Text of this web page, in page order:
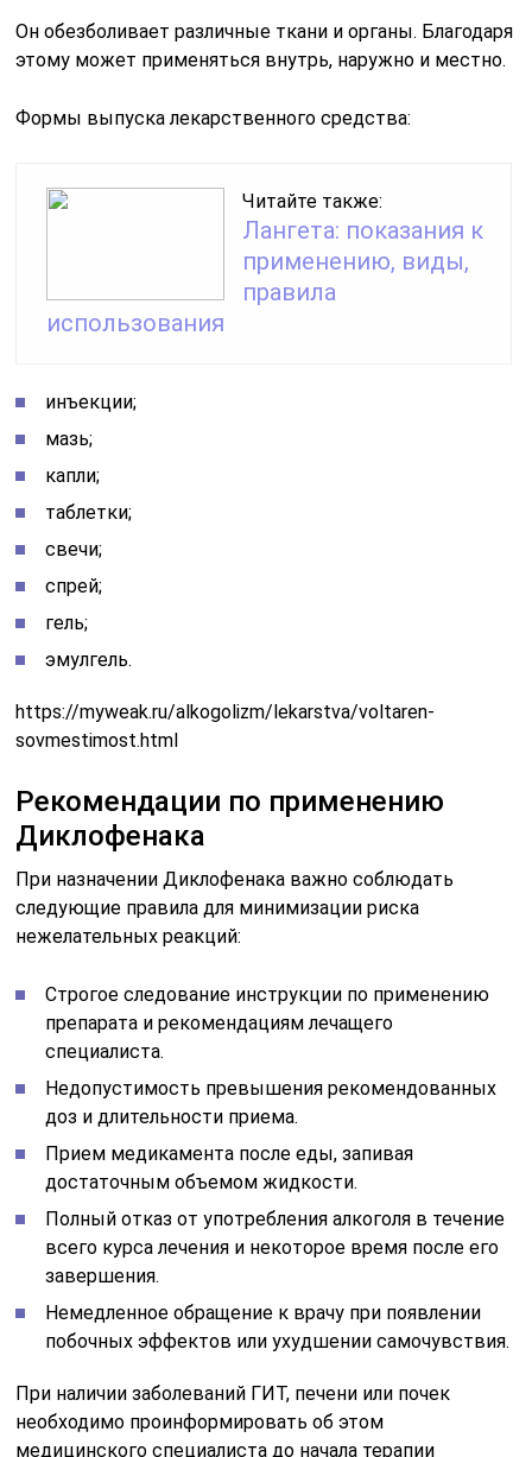
Он обезболивает различные ткани и органы. Благодаря
этому может применяться внутрь, наружно и местно.
Формы выпуска лекарственного средства:
Читайте также:
Лангета: показания к
применению, виды,
правила
использования
инъекции;
мазь;
капли;
таблетки;
свечи;
спрей;
гель;
эмулгель.
https://myweak.ru/alkogolizm/lekarstva/voltaren-
sovmestimost.html
Рекомендации по применению
Диклофенака
При назначении Диклофенака важно соблюдать
следующие правила для минимизации риска
нежелательных реакций:
Строгое следование инструкции по применению
препарата и рекомендациям лечащего
специалиста.
Недопустимость превышения рекомендованных
доз и длительности приема.
Прием медикамента после еды, запивая
достаточным объемом жидкости.
Полный отказ от употребления алкоголя в течение
всего курса лечения и некоторое время после его
завершения.
Немедленное обращение к врачу при появлении
побочных эффектов или ухудшении самочувствия.
При наличии заболеваний ГИТ, печени или почек
необходимо проинформировать об этом
медицинского специалиста до начала терапии